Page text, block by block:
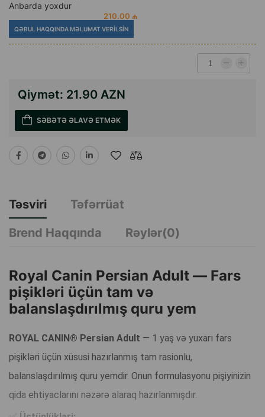
Anbarda yoxdur
210.00 ₼
QƏBUL HAQQINDA MƏLUMAT VERILSIN
Qiymət: 21.90 AZN
SƏBƏTƏ ƏLAVƏ ETMƏK
Təsviri
Təfərrüat
Brend Haqqında
Rəylər(0)
Royal Canin Persian Adult — Fars
pişikləri üçün tam və
balanslaşdırılmış quru yem
ROYAL CANIN® Persian Adult — 1 yaş və yuxarı fars
pişikləri üçün xüsusi hazırlanmış tam rasionlu,
balanslaşdırılmış quru yemdir. Onun formulasyonu pişiyinizin
qida ehtiyaclarını nəzərə alaraq hazırlanmışdır.